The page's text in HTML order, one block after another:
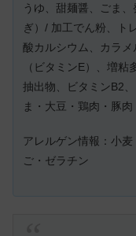
うゆ、甜麺醤、ごま
ぎ）/ 加工でん粉、ト
酸カルシウム、カラ
（ビタミンE）、増
抽出物、ビタミンB2
ま・大豆・鶏肉・豚肉
アレルゲン情報：小
ご・ゼラチン